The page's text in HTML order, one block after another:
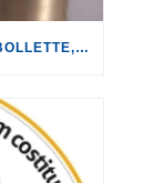
INFLAZIONE: DOPO CARBURANTI E BOLLETTE, GLI EFFETTI DEL CONFLITTO INIZIANO A FARSI SENTIRE SUI PREZZI.